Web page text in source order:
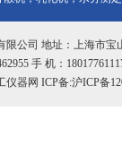
限公司 地址：上海市宝
手 机：
仪器网 ICP备:沪ICP备